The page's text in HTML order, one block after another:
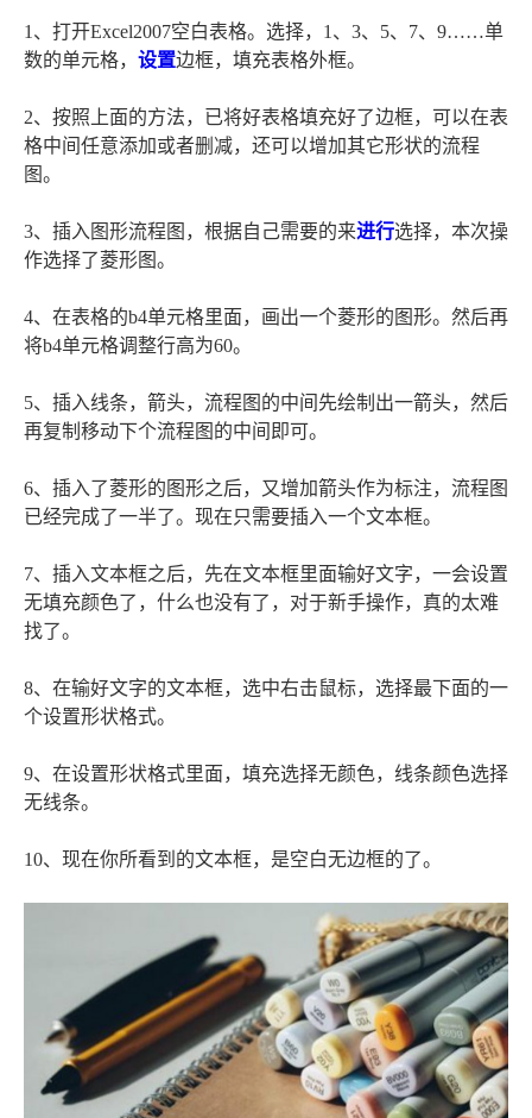
1、打开Excel2007空白表格。选择，1、3、5、7、9……单
数的单元格， 设置边框，填充表格外框。
2、按照上面的方法，已将好表格填充好了边框，可以在表
格中间任意添加或者删减，还可以增加其它形状的流程
图。
3、插入图形流程图，根据自己需要的来进行选择，本次操
作选择了菱形图。
4、在表格的b4单元格里面，画出一个菱形的图形。然后再
将b4单元格调整行高为60。
5、插入线条，箭头，流程图的中间先绘制出一箭头，然后
再复制移动下个流程图的中间即可。
6、插入了菱形的图形之后，又增加箭头作为标注，流程图
已经完成了一半了。现在只需要插入一个文本框。
7、插入文本框之后，先在文本框里面输好文字，一会设置
无填充颜色了，什么也没有了，对于新手操作，真的太难
找了。
8、在输好文字的文本框，选中右击鼠标，选择最下面的一
个设置形状格式。
9、在设置形状格式里面，填充选择无颜色，线条颜色选择
无线条。
10、现在你所看到的文本框，是空白无边框的了。